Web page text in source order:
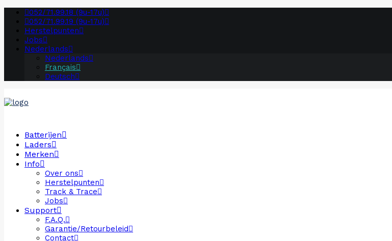
052/71.99.18 (9u-17u)
052/71.99.19 (9u-17u)
Herstelpunten
Jobs
Nederlands
Nederlands
Français
Deutsch
Batterijen
Laders
Merken
Info
Over ons
Herstelpunten
Track & Trace
Jobs
Support
F.A.Q.
Garantie/Retourbeleid
Contact